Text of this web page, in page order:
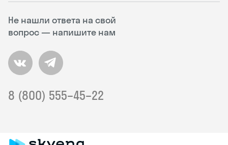
Не нашли ответа на свой
вопрос — напишите нам
8 (800) 555–45–22